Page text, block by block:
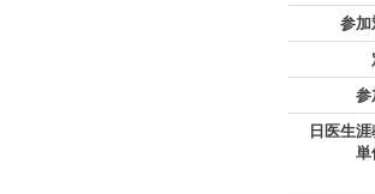
参
日医生